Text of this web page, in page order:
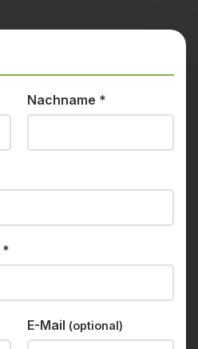
Nachname *
*
E-Mail (optional)